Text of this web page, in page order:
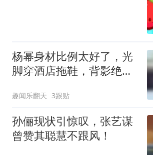
杨幂身材比例太好了，光
脚穿酒店拖鞋，背影绝
趣闻乐翻天 3跟贴
孙俪现状引惊叹，张艺谋
曾赞其聪慧不跟风！